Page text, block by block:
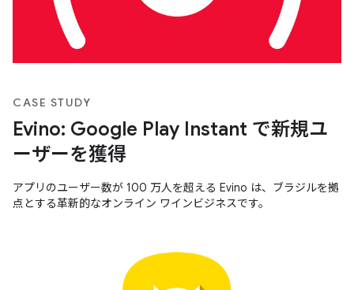
CASE STUDY
Evino: Google Play Instant で新規ユ
ーザーを獲得
アプリのユーザー数が 100 万人を超える Evino は、ブラジルを拠
点とする革新的なオンライン ワインビジネスです。